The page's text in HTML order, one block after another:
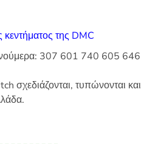
κεντήματος της DMC
νούμερα: 307 601 740 605 646
σχεδιάζονται, τυπώνονται και